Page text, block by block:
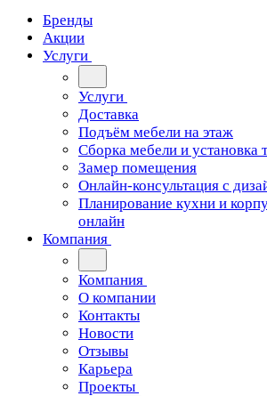
Бренды
Акции
Услуги
Услуги
Доставка
Подъём мебели на этаж
Сборка мебели и установка
Замер помещения
Онлайн-консультация с
Планирование кухни и
онлайн
Компания
Компания
О компании
Контакты
Новости
Отзывы
Карьера
Проекты